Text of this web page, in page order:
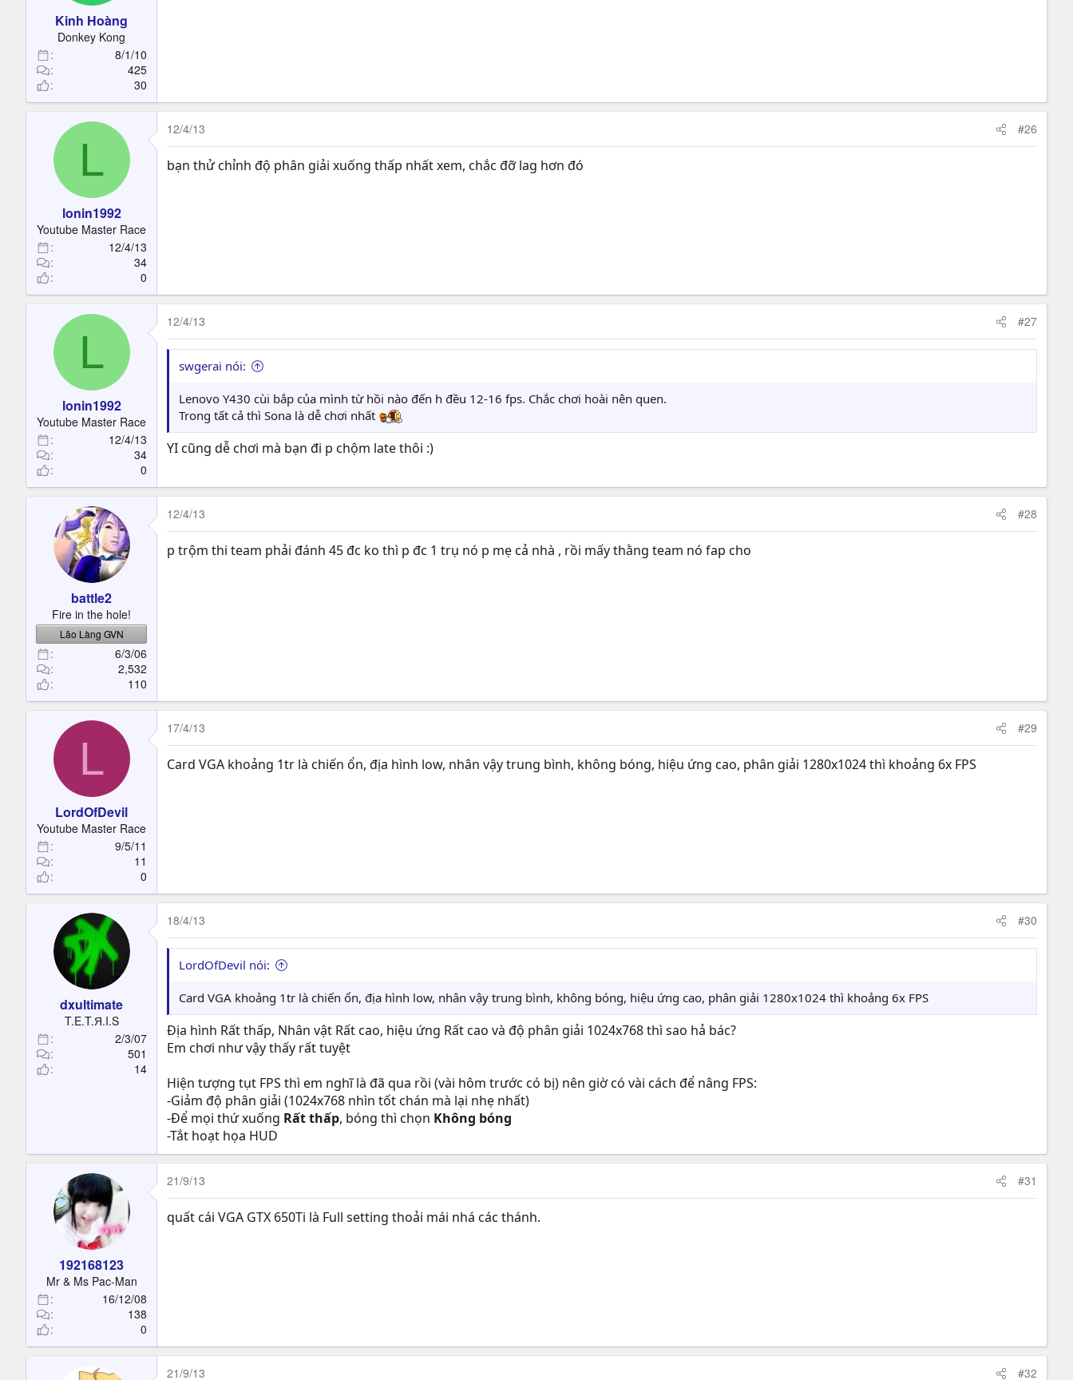
Kinh Hoàng
Donkey Kong
8/1/10
425
30
L
lonin1992
Youtube Master Race
12/4/13
34
0
12/4/13 #26
bạn thử chỉnh độ phân giải xuống thấp nhất xem, chắc đỡ lag hơn đó
L
lonin1992
Youtube Master Race
12/4/13
34
0
12/4/13 #27
swgerai nói:
Lenovo Y430 cùi bắp của mình từ hồi nào đến h đều 12-16 fps. Chắc chơi hoài nên quen.
Trong tất cả thì Sona là dễ chơi nhất
YI cũng dễ chơi mà bạn đi p chộm late thôi :)
battle2
Fire in the hole!
Lão Làng GVN
6/3/06
2,532
110
12/4/13 #28
p trộm thi team phải đánh 45 đc ko thì p đc 1 trụ nó p mẹ cả nhà , rồi mấy thằng team nó fap cho
L
LordOfDevil
Youtube Master Race
9/5/11
11
0
17/4/13 #29
Card VGA khoảng 1tr là chiến ổn, địa hình low, nhân vậy trung bình, không bóng, hiệu ứng cao, phân giải 1280x1024 thì khoảng 6x FPS
dxultimate
T.E.T.Я.I.S
2/3/07
501
14
18/4/13 #30
LordOfDevil nói:
Card VGA khoảng 1tr là chiến ổn, địa hình low, nhân vậy trung bình, không bóng, hiệu ứng cao, phân giải 1280x1024 thì khoảng 6x FPS
Địa hình Rất thấp, Nhân vật Rất cao, hiệu ứng Rất cao và độ phân giải 1024x768 thì sao hả bác?
Em chơi như vậy thấy rất tuyệt
Hiện tượng tụt FPS thì em nghĩ là đã qua rồi (vài hôm trước có bị) nên giờ có vài cách để nâng FPS:
-Giảm độ phân giải (1024x768 nhìn tốt chán mà lại nhẹ nhất)
-Để mọi thứ xuống Rất thấp, bóng thì chọn Không bóng
-Tắt hoạt họa HUD
192168123
Mr & Ms Pac-Man
16/12/08
138
0
21/9/13 #31
quất cái VGA GTX 650Ti là Full setting thoải mái nhá các thánh.
21/9/13 #32